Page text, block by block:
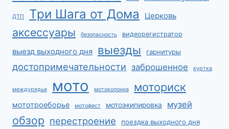
ДТП Три Шага от Дома Церковь
аксессуары безопасность видеорегистратор
выезд выходного дня выезды гарнитуры
достопримечательности заброшенное куртка
междурядье мото мотоколонна моториск
мототроеборье мотофест мотоэкипировка музей
обзор перестроение поездка выходного дня